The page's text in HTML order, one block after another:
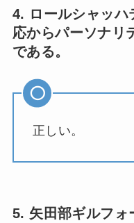
4. ロールシャッハ
応からパーソナリ
である。
正しい。
5. 矢田部ギルフォ